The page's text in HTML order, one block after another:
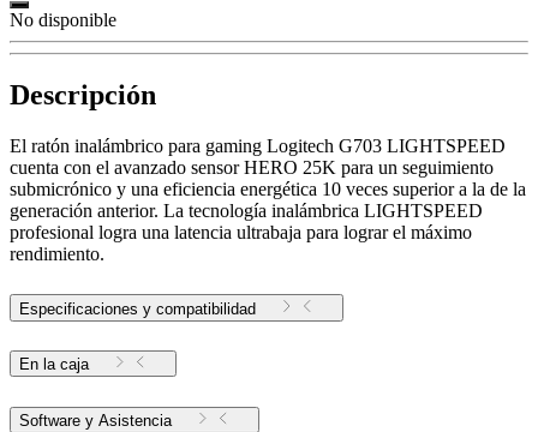
No disponible
Descripción
El ratón inalámbrico para gaming Logitech G703 LIGHTSPEED
cuenta con el avanzado sensor HERO 25K para un seguimiento
submicrónico y una eficiencia energética 10 veces superior a la de la
generación anterior. La tecnología inalámbrica LIGHTSPEED
profesional logra una latencia ultrabaja para lograr el máximo
rendimiento.
Especificaciones y compatibilidad
En la caja
Software y Asistencia